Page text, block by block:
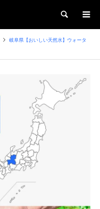
検索
岐阜県【おいしい天然水】ウォータ